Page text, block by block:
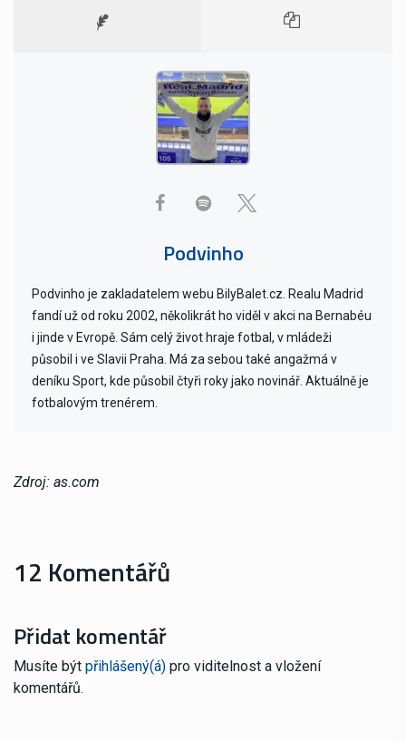
Podvinho
Podvinho je zakladatelem webu BilyBalet.cz. Realu Madrid
fandí už od roku 2002, několikrát ho viděl v akci na Bernabéu
i jinde v Evropě. Sám celý život hraje fotbal, v mládeži
působil i ve Slavii Praha. Má za sebou také angažmá v
deníku Sport, kde působil čtyři roky jako novinář. Aktuálně je
fotbalovým trenérem.
Zdroj: as.com
12 Komentářů
Přidat komentář
Musíte být přihlášený(á) pro viditelnost a vložení
komentářů.